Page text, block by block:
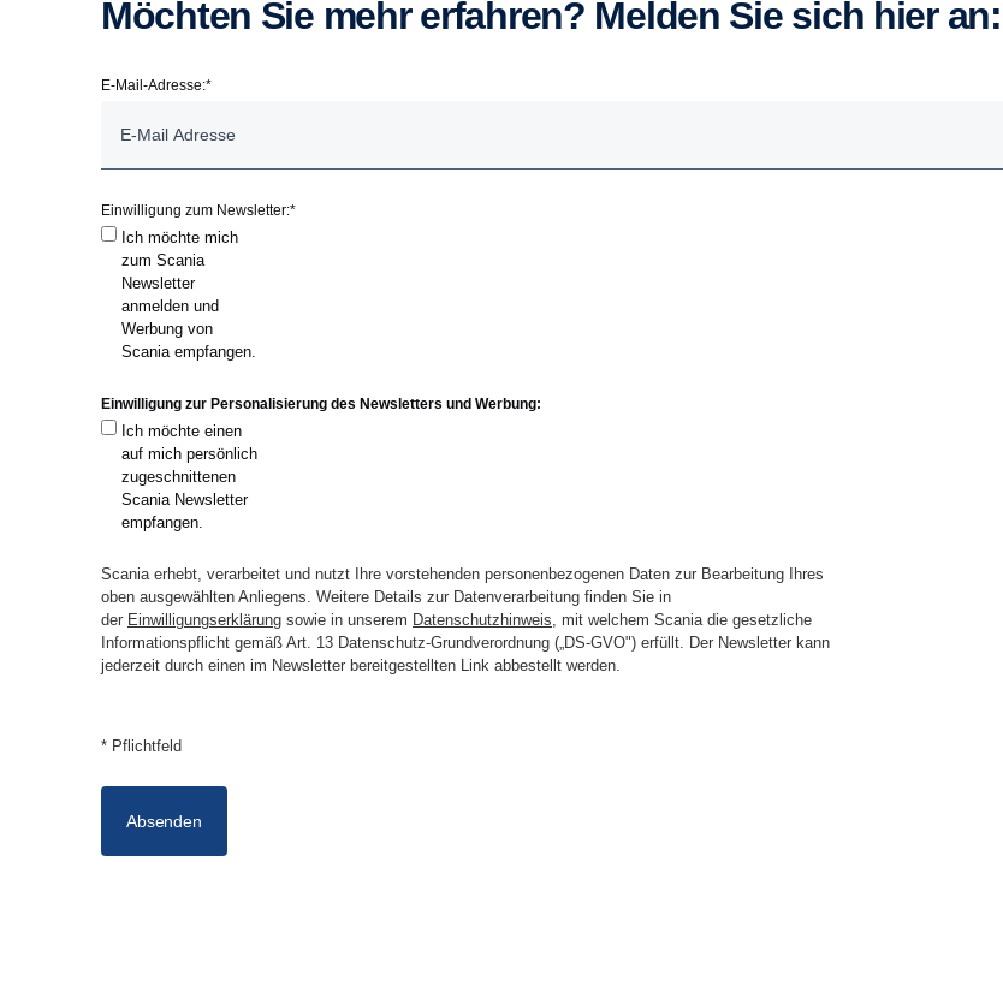
Möchten Sie mehr erfahren? Melden Sie sich hier an:
*
E-Mail-Adresse:
*
Einwilligung zum Newsletter:
Ich möchte mich
zum Scania
Newsletter
anmelden und
Werbung von
Scania empfangen.
Einwilligung zur Personalisierung des Newsletters und Werbung:
Ich möchte einen
auf mich persönlich
zugeschnittenen
Scania Newsletter
empfangen.
Scania erhebt, verarbeitet und nutzt Ihre vorstehenden personenbezogenen Daten zur Bearbeitung Ihres
oben ausgewählten Anliegens. Weitere Details zur Datenverarbeitung finden Sie in
der Einwilligungserklärung sowie in unserem Datenschutzhinweis, mit welchem Scania die gesetzliche
Informationspflicht gemäß Art. 13 Datenschutz-Grundverordnung („DS-GVO") erfüllt. Der Newsletter kann
jederzeit durch einen im Newsletter bereitgestellten Link abbestellt werden.
* Pflichtfeld
Absenden